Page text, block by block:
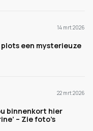
14 mrt 2026
een mysterieuze
22 mrt 2026
binnenkort hier
– Zie foto’s